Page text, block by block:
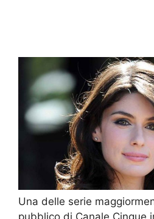
Una delle serie
pubblico di Canale Cinque